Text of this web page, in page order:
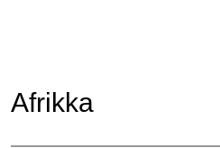
Afrikka